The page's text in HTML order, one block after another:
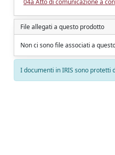
04a Atto di comunicazione a
File allegati a questo prodotto
Non ci sono file associati a
I documenti in IRIS sono protetti